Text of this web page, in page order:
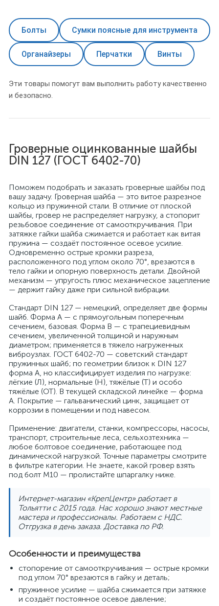
Болты Сумки поясные для инструмента
Органайзеры Перчатки Винты
Эти товары помогут вам выполнить работу качественно
и безопасно.
Гроверные оцинкованные шайбы
DIN 127 (ГОСТ 6402-70)
Поможем подобрать и заказать гроверные шайбы под
вашу задачу. Гроверная шайба — это витое разрезное
кольцо из пружинной стали. В отличие от плоской
шайбы, гровер не распределяет нагрузку, а стопорит
резьбовое соединение от самооткручивания. При
затяжке гайки шайба сжимается и работает как витая
пружина — создаёт постоянное осевое усилие.
Одновременно острые кромки разреза,
расположенного под углом около 70°, врезаются в
тело гайки и опорную поверхность детали. Двойной
механизм — упругость плюс механическое зацепление
— держит гайку даже при сильной вибрации.
Стандарт DIN 127 — немецкий, определяет две формы
шайб. Форма А — с прямоугольным поперечным
сечением, базовая. Форма В — с трапециевидным
сечением, увеличенной толщиной и наружным
диаметром; применяется в тяжело нагруженных
виброузлах. ГОСТ 6402-70 — советский стандарт
пружинных шайб; по геометрии близок к DIN 127
форма А, но классифицирует изделия по нагрузке:
лёгкие (Л), нормальные (Н), тяжёлые (Т) и особо
тяжёлые (ОТ). В текущей складской линейке — форма
А. Покрытие — гальванический цинк, защищает от
коррозии в помещении и под навесом.
Применение: двигатели, станки, компрессоры, насосы,
транспорт, строительные леса, сельхозтехника —
любое болтовое соединение, работающее под
динамической нагрузкой. Точные параметры смотрите
в фильтре категории. Не знаете, какой гровер взять
под болт M10 — пролистайте шпаргалку ниже.
Интернет-магазин «КрепЦентр» работает в
Тольятти с 2015 года. Нас хорошо знают местные
мастера и профессионалы. Работаем с НДС.
Отгрузка в день заказа. Доставка по РФ.
Особенности и преимущества
стопорение от самооткручивания — острые кромки
под углом 70° врезаются в гайку и деталь;
пружинное усилие — шайба сжимается при затяжке
и создаёт постоянное осевое давление;